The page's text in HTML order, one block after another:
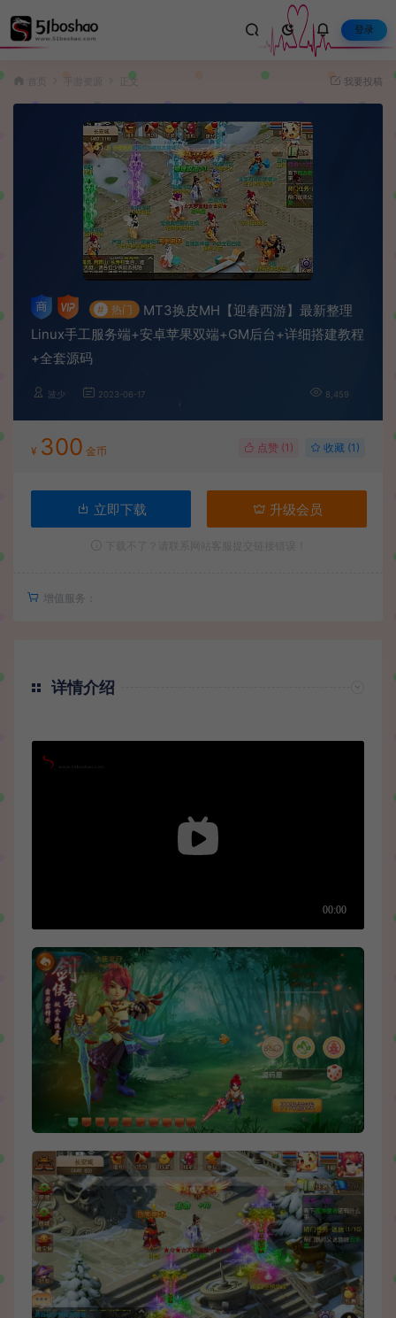
登录
手游资源 正文 我要投稿
# 热门
MT3换皮MH【迎春西游】最新整理
Linux手工服务端+安卓苹果双端+GM后台+详细搭建教程
+全套源码
波少 2023-06-17 8,459
¥ 300 金币 点赞 (1 ) 收藏 (1)
立即下载 升级会员
增值服务：
详情介绍